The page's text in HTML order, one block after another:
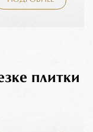
плитки